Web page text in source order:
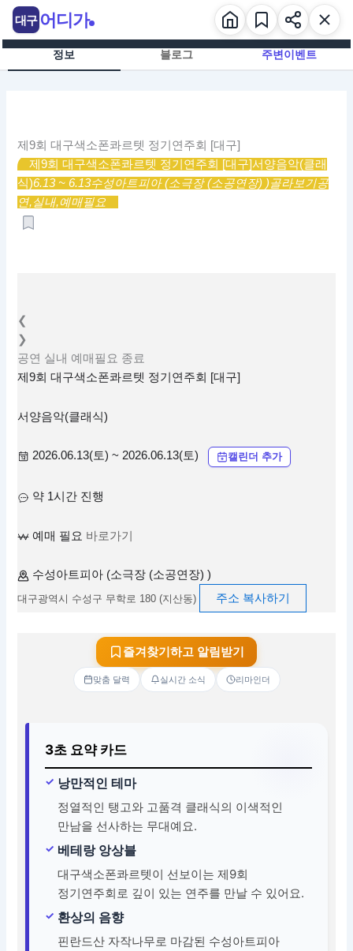
츠
정보 블로그 주변이벤트
제9회 대구색소폰콰르텟 정기연주회 [대구]
제9회 대구색소폰콰르텟 정기연주회 [대구]서양음악(클래
식)6.13 ~ 6.13수성아트피아 (소극장 (소공연장) )골라보기공
연,실내,예매필요
❮
❯
공연 실내 예매필요 종료
제9회 대구색소폰콰르텟 정기연주회 [대구]
서양음악(클래식)
2026.06.13(토) ~ 2026.06.13(토) 캘린더 추가
약 1시간 진행
예매 필요 바로가기
수성아트피아 (소극장 (소공연장) )
대구광역시 수성구 무학로 180 (지산동) 주소 복사하기
즐겨찾기하고 알림받기
맞춤 달력 실시간 소식 리마인더
3초 요약 카드
낭만적인 테마
정열적인 탱고와 고품격 클래식의 이색적인
만남을 선사하는 무대예요.
베테랑 앙상블
대구색소폰콰르텟이 선보이는 제9회
정기연주회로 깊이 있는 연주를 만날 수 있어요.
환상의 음향
핀란드산 자작나무로 마감된 수성아트피아
대구 어디가